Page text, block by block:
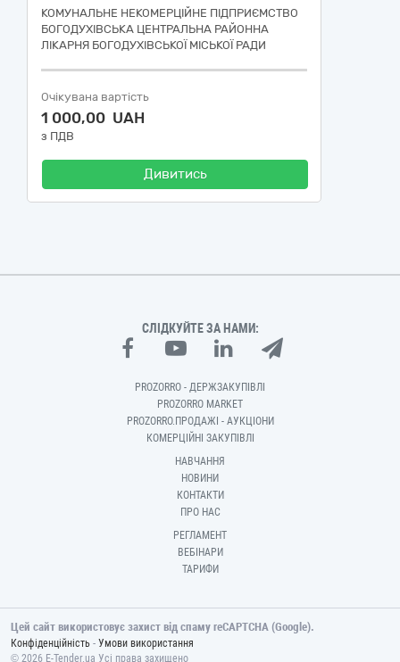
КОМУНАЛЬНЕ НЕКОМЕРЦІЙНЕ ПІДПРИЄМСТВО
БОГОДУХІВСЬКА ЦЕНТРАЛЬНА РАЙОННА
ЛІКАРНЯ БОГОДУХІВСЬКОЇ МІСЬКОЇ РАДИ
Очікувана вартість
1 000,00 UAH
з ПДВ
Дивитись
СЛІДКУЙТЕ ЗА НАМИ:
PROZORRO - ДЕРЖЗАКУПІВЛІ
PROZORRO MARKET
PROZORRO.ПРОДАЖІ - АУКЦІОНИ
КОМЕРЦІЙНІ ЗАКУПІВЛІ
НАВЧАННЯ
НОВИНИ
КОНТАКТИ
ПРО НАС
РЕГЛАМЕНТ
ВЕБІНАРИ
ТАРИФИ
Цей сайт використовує захист від спаму reCAPTCHA (Google).
Конфіденційність - Умови використання
© 2026 E-Tender.ua Усі права захищено